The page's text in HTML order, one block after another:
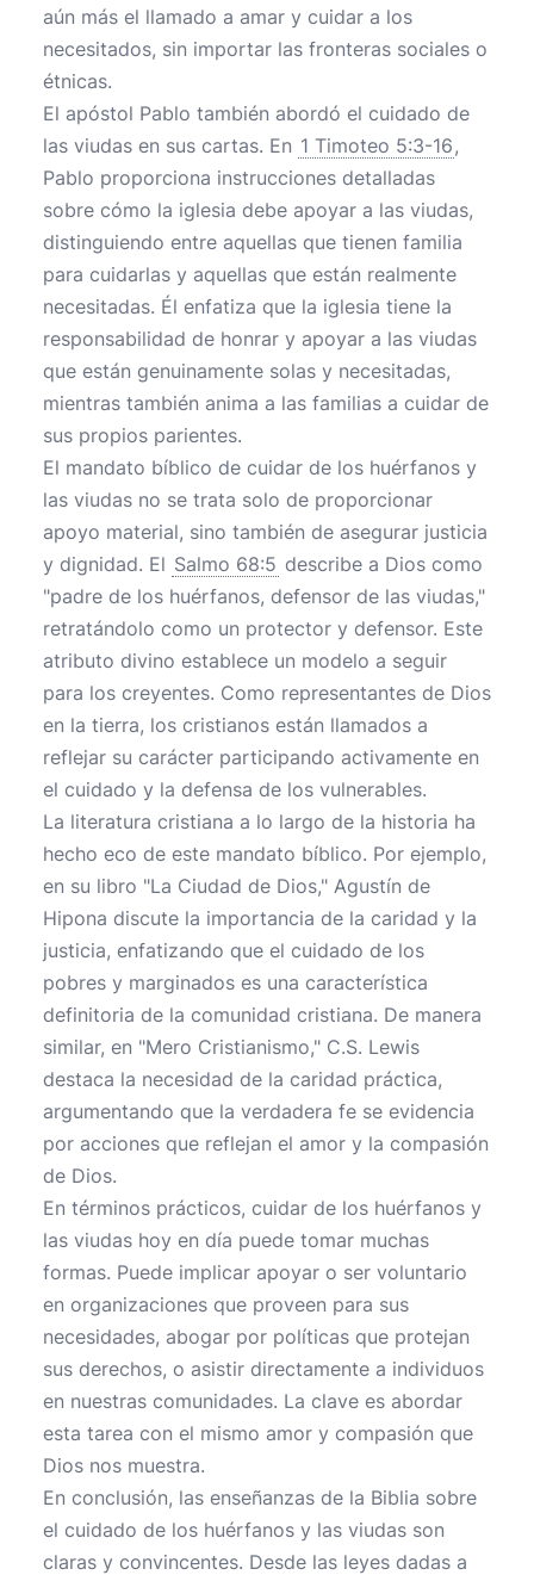
aún más el llamado a amar y cuidar a los
necesitados, sin importar las fronteras sociales o
étnicas.
El apóstol Pablo también abordó el cuidado de
las viudas en sus cartas. En 1 Timoteo 5:3-16,
Pablo proporciona instrucciones detalladas
sobre cómo la iglesia debe apoyar a las viudas,
distinguiendo entre aquellas que tienen familia
para cuidarlas y aquellas que están realmente
necesitadas. Él enfatiza que la iglesia tiene la
responsabilidad de honrar y apoyar a las viudas
que están genuinamente solas y necesitadas,
mientras también anima a las familias a cuidar de
sus propios parientes.
El mandato bíblico de cuidar de los huérfanos y
las viudas no se trata solo de proporcionar
apoyo material, sino también de asegurar justicia
y dignidad. El Salmo 68:5 describe a Dios como
"padre de los huérfanos, defensor de las viudas,"
retratándolo como un protector y defensor. Este
atributo divino establece un modelo a seguir
para los creyentes. Como representantes de Dios
en la tierra, los cristianos están llamados a
reflejar su carácter participando activamente en
el cuidado y la defensa de los vulnerables.
La literatura cristiana a lo largo de la historia ha
hecho eco de este mandato bíblico. Por ejemplo,
en su libro "La Ciudad de Dios," Agustín de
Hipona discute la importancia de la caridad y la
justicia, enfatizando que el cuidado de los
pobres y marginados es una característica
definitoria de la comunidad cristiana. De manera
similar, en "Mero Cristianismo," C.S. Lewis
destaca la necesidad de la caridad práctica,
argumentando que la verdadera fe se evidencia
por acciones que reflejan el amor y la compasión
de Dios.
En términos prácticos, cuidar de los huérfanos y
las viudas hoy en día puede tomar muchas
formas. Puede implicar apoyar o ser voluntario
en organizaciones que proveen para sus
necesidades, abogar por políticas que protejan
sus derechos, o asistir directamente a individuos
en nuestras comunidades. La clave es abordar
esta tarea con el mismo amor y compasión que
Dios nos muestra.
En conclusión, las enseñanzas de la Biblia sobre
el cuidado de los huérfanos y las viudas son
claras y convincentes. Desde las leyes dadas a